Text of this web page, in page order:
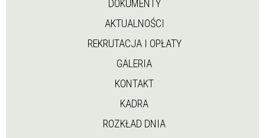
DOKUMENTY
AKTUALNOŚCI
REKRUTACJA I OPŁATY
GALERIA
KONTAKT
KADRA
ROZKŁAD DNIA